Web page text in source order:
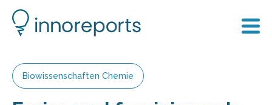
Biowissenschaften Chemie